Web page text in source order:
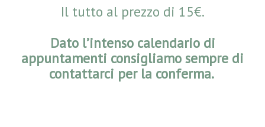
Il tutto al prezzo di 15€.
Dato l’intenso calendario di
appuntamenti consigliamo sempre di
contattarci per la conferma.